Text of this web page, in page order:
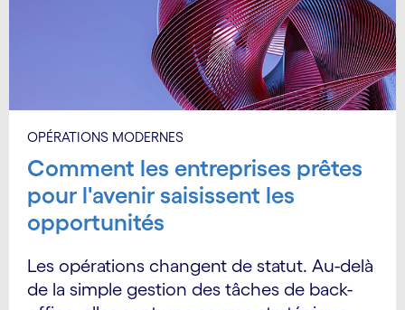
OPÉRATIONS MODERNES
Comment les entreprises prêtes
pour l'avenir saisissent les
opportunités
Les opérations changent de statut. Au-delà
de la simple gestion des tâches de back-